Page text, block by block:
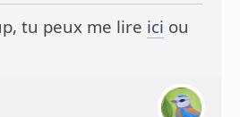
tu peux me lire ici ou